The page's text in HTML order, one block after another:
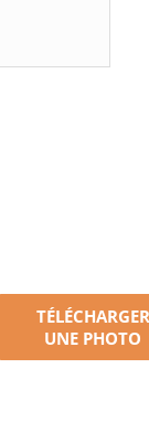
TÉLÉCHARGER
UNE PHOTO